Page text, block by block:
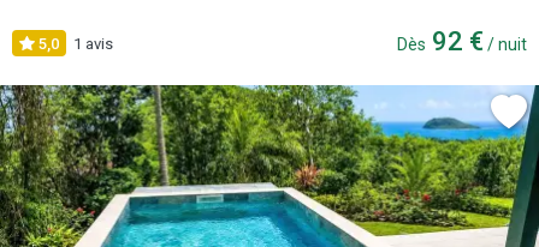
5,0 1 avis Dès 92 € / nuit